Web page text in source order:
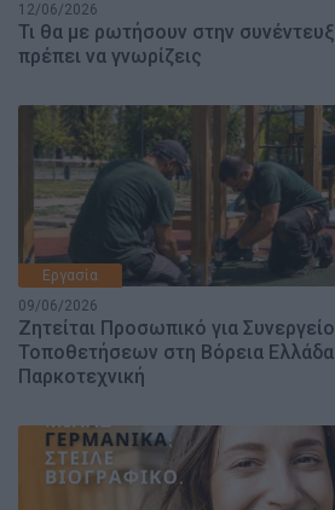
12/06/2026
Τι θα με ρωτήσουν στην
πρέπει να γνωρίζεις
Εργασία
09/06/2026
Ζητείται Προσωπικό για
Τοποθετήσεων στη Βόρεια
Παρκοτεχνική